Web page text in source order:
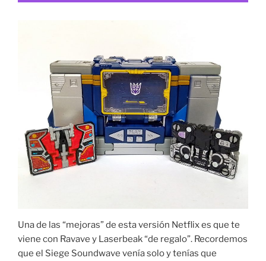
Una de las “mejoras” de esta versión Netflix es que te
viene con Ravave y Laserbeak “de regalo”. Recordemos
que el Siege Soundwave venía solo y tenías que